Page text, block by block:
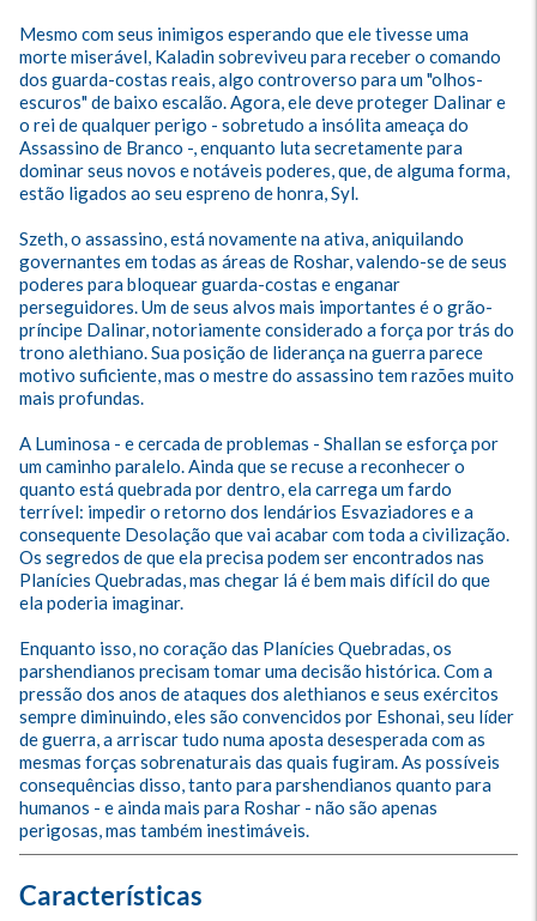
Mesmo com seus inimigos esperando que ele tivesse uma
morte miserável, Kaladin sobreviveu para receber o comando
dos guarda-costas reais, algo controverso para um "olhos-
escuros" de baixo escalão. Agora, ele deve proteger Dalinar e
o rei de qualquer perigo - sobretudo a insólita ameaça do
Assassino de Branco -, enquanto luta secretamente para
dominar seus novos e notáveis poderes, que, de alguma forma,
estão ligados ao seu espreno de honra, Syl.
Szeth, o assassino, está novamente na ativa, aniquilando
governantes em todas as áreas de Roshar, valendo-se de seus
poderes para bloquear guarda-costas e enganar
perseguidores. Um de seus alvos mais importantes é o grão-
príncipe Dalinar, notoriamente considerado a força por trás do
trono alethiano. Sua posição de liderança na guerra parece
motivo suficiente, mas o mestre do assassino tem razões muito
mais profundas.
A Luminosa - e cercada de problemas - Shallan se esforça por
um caminho paralelo. Ainda que se recuse a reconhecer o
quanto está quebrada por dentro, ela carrega um fardo
terrível: impedir o retorno dos lendários Esvaziadores e a
consequente Desolação que vai acabar com toda a civilização.
Os segredos de que ela precisa podem ser encontrados nas
Planícies Quebradas, mas chegar lá é bem mais difícil do que
ela poderia imaginar.
Enquanto isso, no coração das Planícies Quebradas, os
parshendianos precisam tomar uma decisão histórica. Com a
pressão dos anos de ataques dos alethianos e seus exércitos
sempre diminuindo, eles são convencidos por Eshonai, seu líder
de guerra, a arriscar tudo numa aposta desesperada com as
mesmas forças sobrenaturais das quais fugiram. As possíveis
consequências disso, tanto para parshendianos quanto para
humanos - e ainda mais para Roshar - não são apenas
perigosas, mas também inestimáveis.